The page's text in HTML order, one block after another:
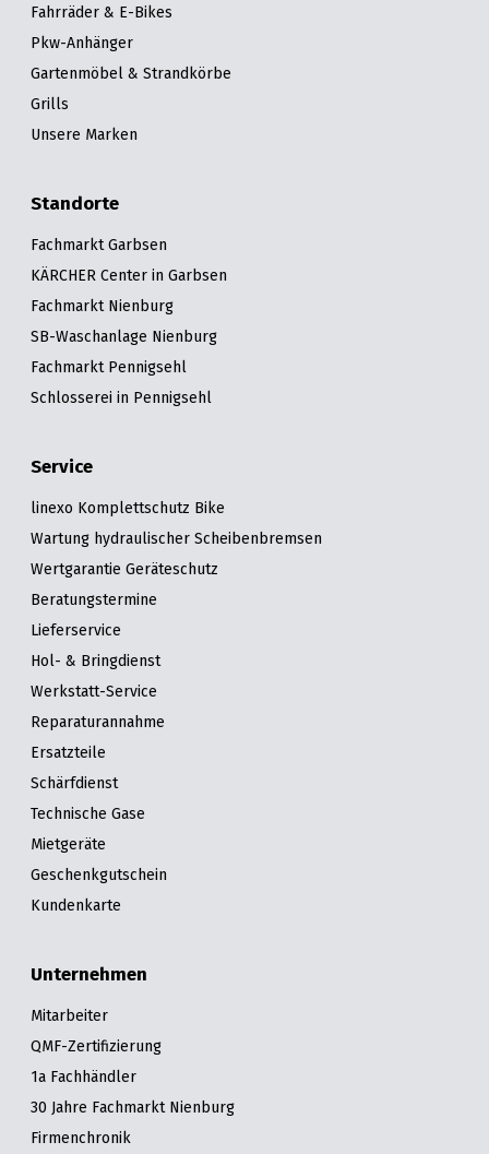
Fahrräder & E-Bikes
Pkw-Anhänger
Gartenmöbel & Strandkörbe
Grills
Unsere Marken
Standorte
Fachmarkt Garbsen
KÄRCHER Center in Garbsen
Fachmarkt Nienburg
SB-Waschanlage Nienburg
Fachmarkt Pennigsehl
Schlosserei in Pennigsehl
Service
linexo Komplettschutz Bike
Wartung hydraulischer Scheibenbremsen
Wertgarantie Geräteschutz
Beratungstermine
Lieferservice
Hol- & Bringdienst
Werkstatt-Service
Reparaturannahme
Ersatzteile
Schärfdienst
Technische Gase
Mietgeräte
Geschenkgutschein
Kundenkarte
Unternehmen
Mitarbeiter
QMF-Zertifizierung
1a Fachhändler
30 Jahre Fachmarkt Nienburg
Firmenchronik